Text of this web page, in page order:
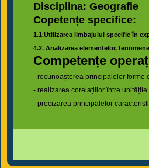
Disciplina: Geografie
Copetențe specifice:
1.1.Utilizarea limbajului specific în
4.2. Analizarea elementelor,
Competențe
- recunoașterea principalelor forme
- realizarea corelațiilor între
- precizarea principalelor